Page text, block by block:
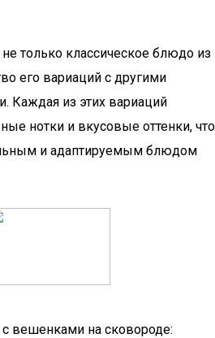
только классическое блюдо из
его вариаций с другими
Каждая из этих вариаций
нотки и вкусовые оттенки, что
и адаптируемым блюдом
вешенками на сковороде: